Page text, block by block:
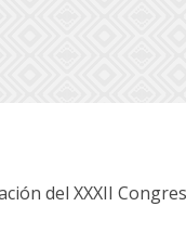
del XXXII